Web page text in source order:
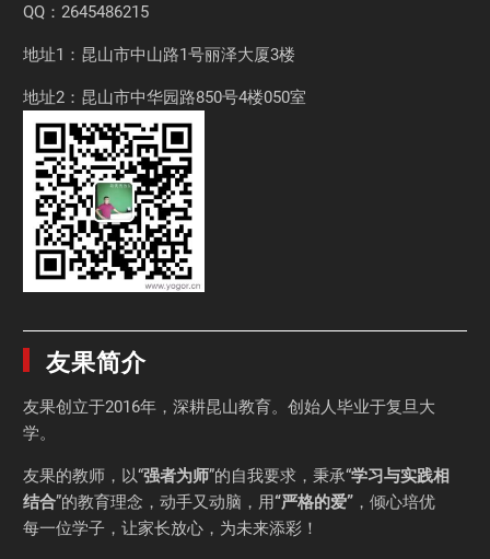
QQ：2645486215
地址1：昆山市中山路1号丽泽大厦3楼
地址2：昆山市中华园路850号4楼050室
友果简介
友果创立于2016年，深耕昆山教育。创始人毕业于复旦大
学。
友果的教师，以“强者为师”的自我要求，秉承“学习与实践相
结合”的教育理念，动手又动脑，用“严格的爱” ，倾心培优
每一位学子，让家长放心，为未来添彩！